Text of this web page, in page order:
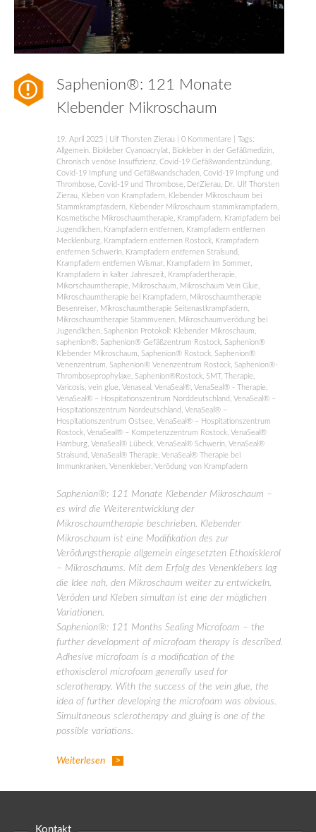
Saphenion®: 121 Monate
Klebender Mikroschaum
19. April 2025 Ulf Thorsten Zierau 0 Kommentare | Tags:
Allgemein, Biokleber Cyanoacrylat, Biokleber in der Gefäßmedizin,
Chronisch venöse Insuffizienz, Covid-19 Gefäßwandentzündung,
Covid-19 Impfung und Gefäßwandschaden, Covid-19 Impfung und
Thrombose, Covid-19 und Thrombose, DerZierau, Dr. Ulf Thorsten
Zierau, Kleben von Krampfadern, Klebender Mikroschaum bei
Stammkrampfasdern, Klebender Mikroschaum stammkrampfadern,
Kosmetische Mikroschaumtherapie, Krampfadern, Krampfadern bei
Jugendlichen, Krampfadern entfernen, Krampfadern entfernen
Mecklenburg, Krampfadern entfernen Rostock, Krampfadern
entfernen Schwerin, Krampfadern entfernen Stralsund ,
Krampfadern entfernen Wismar, Krampfadern im Sommer,
Krampfadern in kalter Jahreszeit, Krampfadertherapie,
Mikorschaumtherapie, Mikroschaum, Mikroschaum Vein Glue,
Mikroschaumtherapie bei Krampfadern, Mikroschaumtherapie
Besenreiser, Mikroschaumtherapie Seitenastkrampfadern,
Mikroschaumtherapie Stammvenen, Mikroschaumverödung bei
Jugendlichen, Saphenion Protokoll: Klebender Mikroschaum,
saphenion®, Saphenion® Gefäßzentrum Rostock, Saphenion®
Klebender Mikroschaum, Saphenion® Rostock, Saphenion®
Venenzentrum, Saphenion® Venenzentrum Rostock, Saphenion®-
Thromboseprophylaxe, Saphenion®Rostock, SMT, Therapie,
Varicosis, vein glue, Venaseal , VenaSeal®, VenaSeal® - Therapie,
VenaSeal® – Hospitationszentrum Norddeutschland , VenaSeal® –
Hospitationszentrum Nordeutschland , VenaSeal® –
Hospitationszentrum Ostsee, VenaSeal® – Hospitationszentrum
Rostock, VenaSeal® – Kompetenzzentrum Rostock, VenaSeal®
Hamburg, VenaSeal® Lübeck, VenaSeal® Schwerin, VenaSeal®
Stralsund , VenaSeal® Therapie, VenaSeal® Therapie bei
Immunkranken, Venenkleber, Verödung von Krampfadern
Saphenion®: 121 Monate Klebender Mikroschaum –
es wird die Weiterentwicklung der
Mikroschaumtherapie beschrieben. Klebender
Mikroschaum ist eine Modifikation des zur
Verödungstherapie allgemein eingesetzten Ethoxisklerol
– Mikroschaums. Mit dem Erfolg des Venenklebers lag
die Idee nah, den Mikroschaum weiter zu entwickeln.
Veröden und Kleben simultan ist eine der möglichen
Variationen.
Saphenion®: 121 Months Sealing Microfoam – the
further development of microfoam therapy is described.
Adhesive microfoam is a modification of the
ethoxisclerol microfoam generally used for
sclerotherapy. With the success of the vein glue, the
idea of further developing the microfoam was obvious.
Simultaneous sclerotherapy and gluing is one of the
possible variations.
Weiterlesen
Kontakt